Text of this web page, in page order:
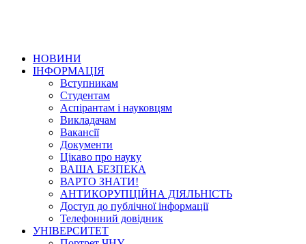
НОВИНИ
ІНФОРМАЦІЯ
Вступникам
Студентам
Аспірантам і науковцям
Викладачам
Вакансії
Документи
Цікаво про науку
ВАША БЕЗПЕКА
ВАРТО ЗНАТИ!
АНТИКОРУПЦІЙНА ДІЯЛЬНІСТЬ
Доступ до публічної інформації
Телефонний довідник
УНІВЕРСИТЕТ